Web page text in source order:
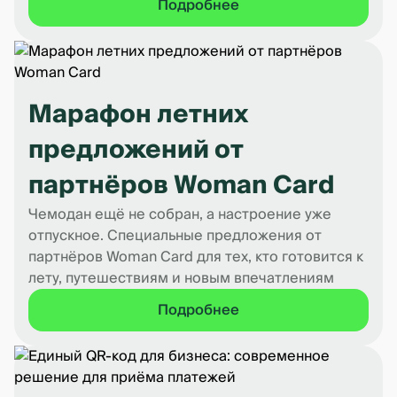
Подробнее
Марафон летних
предложений от
партнёров Woman Card
Чемодан ещё не собран, а настроение уже
отпускное. Специальные предложения от
партнёров Woman Card для тех, кто готовится к
лету, путешествиям и новым впечатлениям
Подробнее